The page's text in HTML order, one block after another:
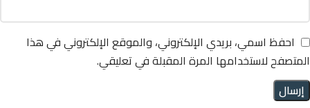
احفظ اسمي، بريدي الإلكتروني، والموقع الإلكتروني في هذا
المتصفح لاستخدامها المرة المقبلة في تعليقي.